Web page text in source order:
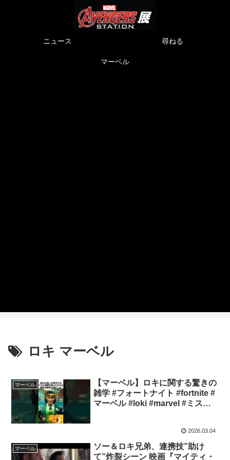
ニュース 尋ねる
マーベル
ロキ マーベル
マーベル
【マーベル】ロキに関する驚きの
雑学 #フォートナイト #fortnite #
マーベル #loki #marvel #ミスミ
2026.03.04
マーベル
ソー＆ロキ兄弟、連携技”助け
て”炸裂シーン 映画『マイティ・